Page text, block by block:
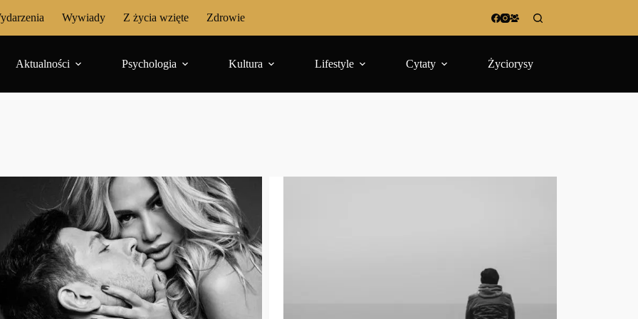
Wywiady Z życia wzięte Zdrowie
Aktualności Psychologia Kultura Lifestyle Cytaty Życiorysy